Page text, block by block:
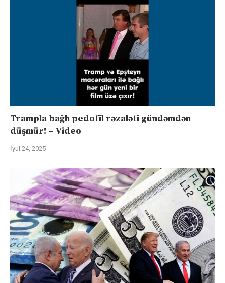
Trampla bağlı pedofil rəzaləti gündəmdən
düşmür! – Video
İyul 24, 2025